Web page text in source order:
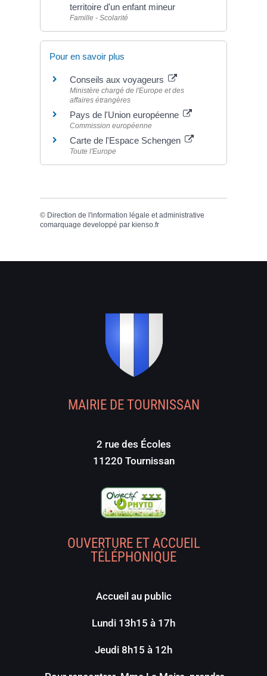
territoire d'un enfant mineur
Famille - Scolarité
Pour en savoir plus
Conseils aux voyageurs
Ministère chargé de l'Europe et des
affaires étrangères
Pays de l'Union européenne
Commission européenne
Carte de l'Espace Schengen
Toute l'Europe
© Direction de l'information légale et administrative
comarquage developpé par kienso.fr
MAIRIE DE TOURNISSAN
2 rue des Écoles
11220 Tournissan
OUVERTURE ET ACCUEIL
TÉLÉPHONIQUE
Accueil au public
Lundi 13h15 à 17h
Jeudi 8h15 à 12h